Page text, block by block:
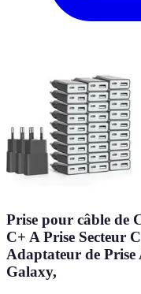
Prise pour câble de
C+ A Prise Secteur
Adaptateur de
Galaxy,